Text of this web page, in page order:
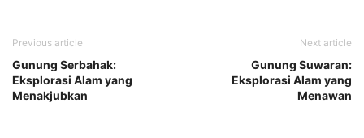
Previous article
Gunung Serbahak:
Eksplorasi Alam yang
Menakjubkan
Next article
Gunung Suwaran:
Eksplorasi Alam yang
Menawan